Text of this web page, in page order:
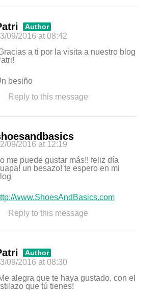
Author
09/2016 at 08:42
a ti por la visita a nuestro blog
besiño
Reply to this message
09/2016 at 12:19
me puede gustar más!! feliz día
un besazo! te espero en mi
www.ShoesAndBasics.com
Reply to this message
Author
09/2016 at 08:30
alegra que te haya gustado, con el
que tú tienes!